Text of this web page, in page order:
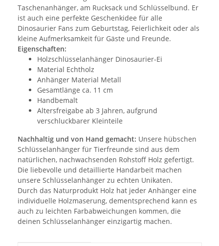
Taschenanhänger, am Rucksack und Schlüsselbund. Er
ist auch eine perfekte Geschenkidee für alle
Dinosaurier Fans zum Geburtstag, Feierlichkeit oder als
kleine Aufmerksamkeit für Gäste und Freunde.
Eigenschaften:
Holzschlüsselanhänger Dinosaurier-Ei
Material Echtholz
Anhänger Material Metall
Gesamtlänge ca. 11 cm
Handbemalt
Altersfreigabe ab 3 Jahren, aufgrund
verschluckbarer Kleinteile
Nachhaltig und von Hand gemacht: Unsere hübschen
Schlüsselanhänger für Tierfreunde sind aus dem
natürlichen, nachwachsenden Rohstoff Holz gefertigt.
Die liebevolle und detaillierte Handarbeit machen
unsere Schlüsselanhänger zu echten Unikaten.
Durch das Naturprodukt Holz hat jeder Anhänger eine
individuelle Holzmaserung, dementsprechend kann es
auch zu leichten Farbabweichungen kommen, die
deinen Schlüsselanhänger einzigartig machen.